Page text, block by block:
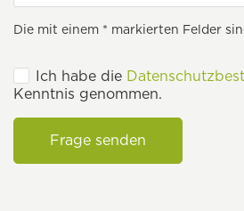
Die mit einem * markierten Felder
Ich habe die
Kenntnis genommen.
Frage senden